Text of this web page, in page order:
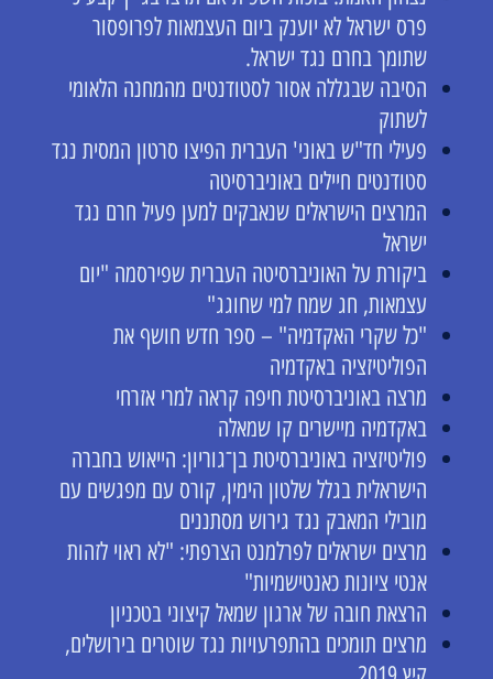
פרס ישראל לא יוענק ביום העצמאות לפרופסור
שתומך בחרם נגד ישראל.
הסיבה שבגללה אסור לסטודנטים מהמחנה הלאומי
לשתוק
פעילי חד"ש באוני' העברית הפיצו סרטון המסית נגד
סטודנטים חיילים באוניברסיטה
המרצים הישראלים שנאבקים למען פעיל חרם נגד
ישראל
ביקורת על האוניברסיטה העברית שפירסמה "יום
עצמאות, חג שמח למי שחוגג"
"כל שקרי האקדמיה" – ספר חדש חושף את
הפוליטיזציה באקדמיה
מרצה באוניברסיטת חיפה קראה למרי אזרחי
באקדמיה מיישרים קו שמאלה
פוליטיזציה באוניברסיטת בן־גוריון: הייאוש בחברה
הישראלית בגלל שלטון הימין, קורס עם מפגשים עם
מובילי המאבק נגד גירוש מסתננים
מרצים ישראלים לפרלמנט הצרפתי: "לא ראוי לזהות
אנטי ציונות כאנטישמיות"
הרצאת חובה של ארגון שמאל קיצוני בטכניון
מרצים תומכים בהתפרעויות נגד שוטרים בירושלים,